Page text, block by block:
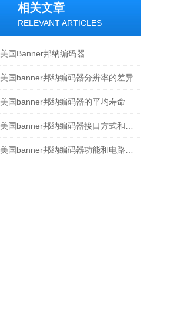
相关文章
RELEVANT ARTICLES
美国Banner邦纳编码器
美国banner邦纳编码器分辨率的差异
美国banner邦纳编码器的平均寿命